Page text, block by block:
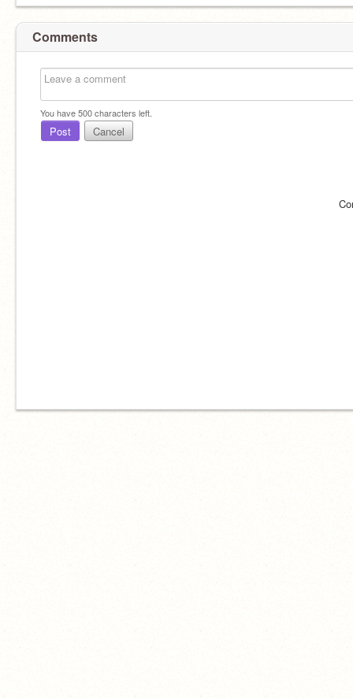
Comments
You have500characters left.
Post Cancel